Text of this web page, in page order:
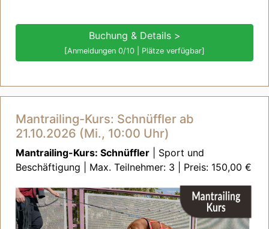
Buchung & Details >
[Anmeldungen 0/10 | Plätze verfügbar]
Mantrailing-Kurs: Schnüffler ab
21.10.2026 (Mi., 10:00 Uhr)
Mantrailing-Kurs: Schnüffler | Sport und
Beschäftigung | Max. Teilnehmer: 3 | Preis: 150,00 €